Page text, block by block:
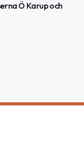
Ö Karup och